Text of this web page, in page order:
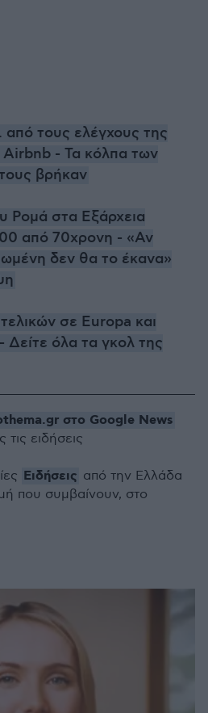
τους ελέγχους της
- Τα κόλπα των
βρήκαν
Ρομά στα Εξάρχεια
από 70χρονη - «Αν
δεν θα το έκανα»
σε Europa και
όλα τα γκολ της
στο Google News
ειδήσεις
Ειδήσεις από την Ελλάδα
που συμβαίνουν, στο